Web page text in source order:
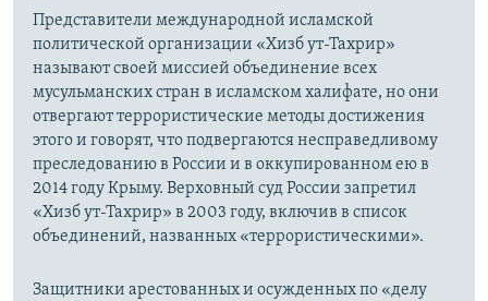
Представители международной исламской
политической организации «Хизб ут-Тахрир»
называют своей миссией объединение всех
мусульманских стран в исламском халифате, но они
отвергают террористические методы достижения
этого и говорят, что подвергаются несправедливому
преследованию в России и в оккупированном ею в
2014 году Крыму. Верховный суд России запретил
«Хизб ут-Тахрир» в 2003 году, включив в список
объединений, названных «террористическими».
Защитники арестованных и осужденных по «делу